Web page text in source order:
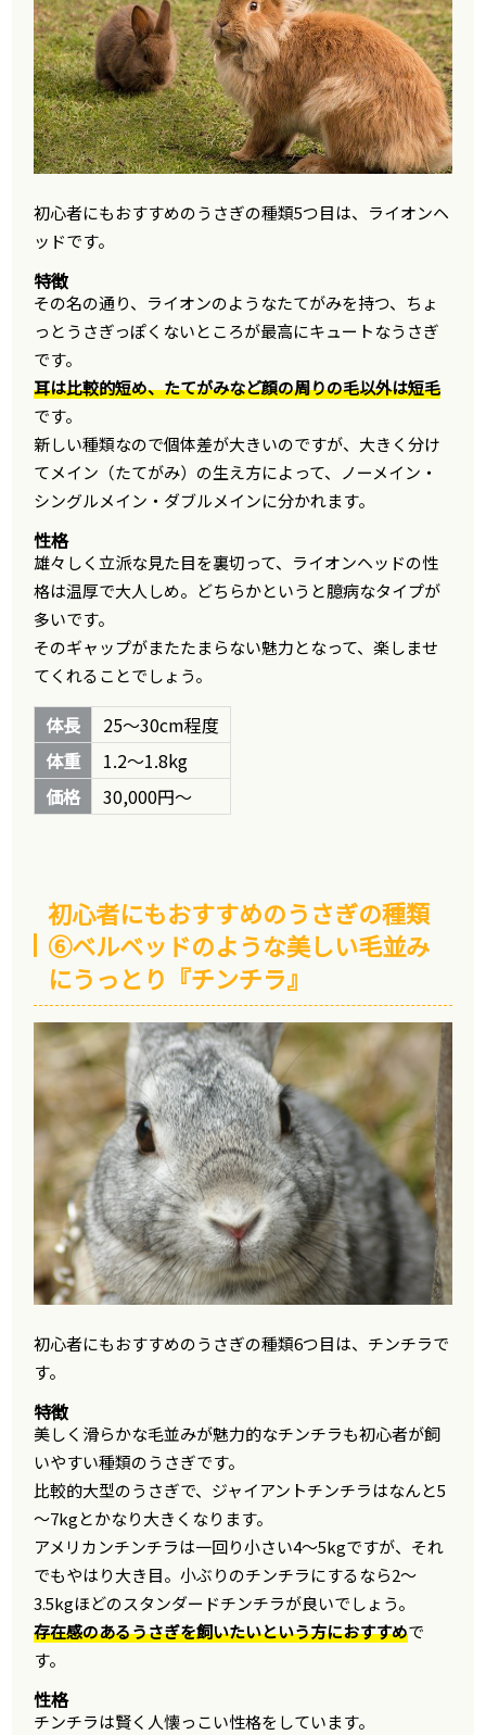
初心者にもおすすめのうさぎの種類5つ目は、ライオンヘ
ッドです。
特徴
その名の通り、ライオンのようなたてがみを持つ、ちょ
っとうさぎっぽくないところが最高にキュートなうさぎ
です。
耳は比較的短め、たてがみなど顔の周りの毛以外は短毛
です。
新しい種類なので個体差が大きいのですが、大きく分け
てメイン（たてがみ）の生え方によって、ノーメイン・
シングルメイン・ダブルメインに分かれます。
性格
雄々しく立派な見た目を裏切って、ライオンヘッドの性
格は温厚で大人しめ。どちらかというと臆病なタイプが
多いです。
そのギャップがまたたまらない魅力となって、楽しませ
てくれることでしょう。
体長
25～30cm程度
体重
1.2～1.8kg
価格
30,000円～
初心者にもおすすめのうさぎの種類
⑥ベルベッドのような美しい毛並み
にうっとり『チンチラ』
初心者にもおすすめのうさぎの種類6つ目は、チンチラで
す。
特徴
美しく滑らかな毛並みが魅力的なチンチラも初心者が飼
いやすい種類のうさぎです。
比較的大型のうさぎで、ジャイアントチンチラはなんと5
～7kgとかなり大きくなります。
アメリカンチンチラは一回り小さい4～5kgですが、それ
でもやはり大き目。小ぶりのチンチラにするなら2～
3.5kgほどのスタンダードチンチラが良いでしょう。
存在感のあるうさぎを飼いたいという方におすすめで
す。
性格
チンチラは賢く人懐っこい性格をしています。